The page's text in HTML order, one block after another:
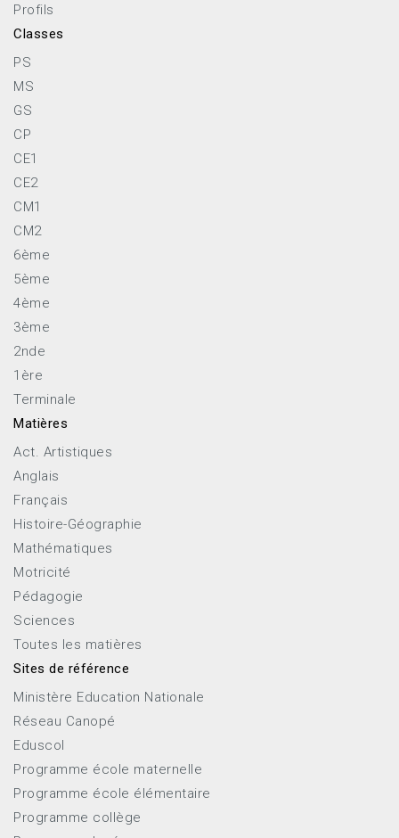
Profils
Classes
PS
MS
GS
CP
CE1
CE2
CM1
CM2
6ème
5ème
4ème
3ème
2nde
1ère
Terminale
Matières
Act. Artistiques
Anglais
Français
Histoire-Géographie
Mathématiques
Motricité
Pédagogie
Sciences
Toutes les matières
Sites de référence
Ministère Education Nationale
Réseau Canopé
Eduscol
Programme école maternelle
Programme école élémentaire
Programme collège